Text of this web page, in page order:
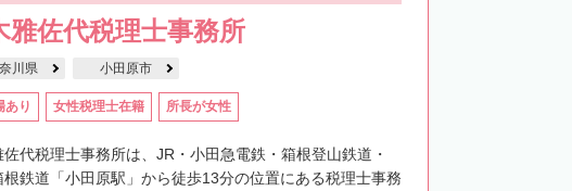
雅佐代税理士事務所
川県 小田原市
あり 女性税理士在籍 所長が女性
佐代税理士事務所は、JR・小田急電鉄・箱根登山鉄道・
根鉄道「小田原駅」から徒歩13分の位置にある税理士事務